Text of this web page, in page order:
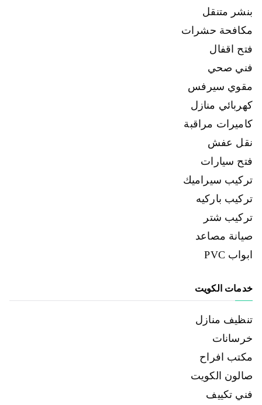
بنشر متنقل
مكافحة حشرات
فتح اقفال
فني صحي
مقوي سيرفس
كهربائي منازل
كاميرات مراقبة
نقل عفش
فتح سيارات
تركيب سيراميك
تركيب باركيه
تركيب شتر
صيانة مصاعد
ابواب PVC
خدمات الكويت
تنظيف منازل
خرسانات
مكتب افراح
صالون الكويت
فني تكييف